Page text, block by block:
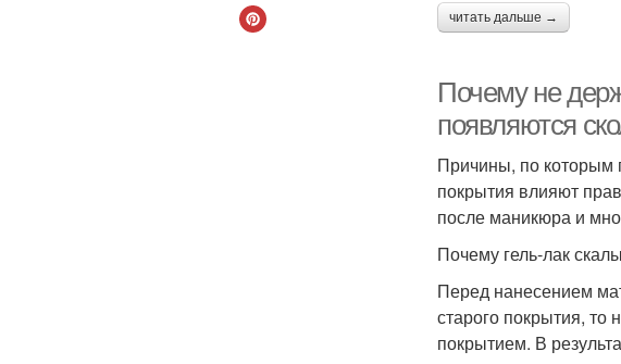
читать дальше →
Почему не
появляются
Причины, по которым
покрытия влияют
после маникюра и
Почему гель-лак
Перед нанесением
старого покрытия, то
покрытием. В